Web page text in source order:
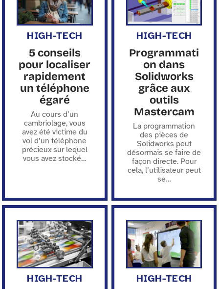
HIGH-TECH
5 conseils
pour localiser
rapidement
un téléphone
égaré
Au cours d’un
cambriolage, vous
avez été victime du
vol d’un téléphone
précieux sur lequel
vous avez stocké…
HIGH-TECH
Programmati
on dans
Solidworks
grâce aux
outils
Mastercam
La programmation
des pièces de
Solidworks peut
désormais se faire de
façon directe. Pour
cela, l’utilisateur peut
se…
HIGH-TECH HIGH-TECH